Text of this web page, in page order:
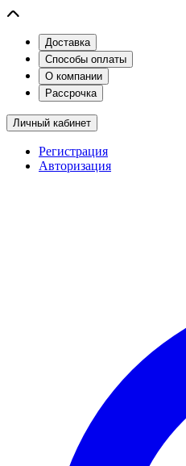
Доставка
Способы оплаты
О компании
Рассрочка
Личный кабинет
Регистрация
Авторизация